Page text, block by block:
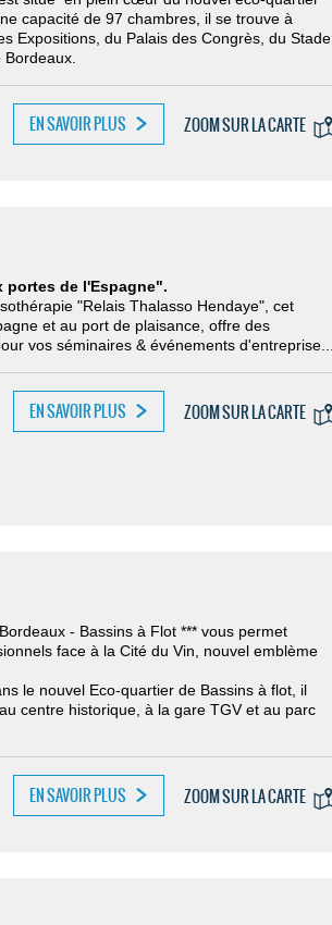
capacité de 97 chambres, il se trouve à
Expositions, du Palais des Congrès, du Stade
EN SAVOIR PLUS ZOOM SUR LA CARTE
portes de l'Espagne".
"Relais Thalasso Hendaye", cet
et au port de plaisance, offre des
vos séminaires & événements d'entreprise...
EN SAVOIR PLUS ZOOM SUR LA CARTE
- Bassins à Flot *** vous permet
face à la Cité du Vin, nouvel emblème
le nouvel Eco-quartier de Bassins à flot, il
centre historique, à la gare TGV et au parc
EN SAVOIR PLUS ZOOM SUR LA CARTE